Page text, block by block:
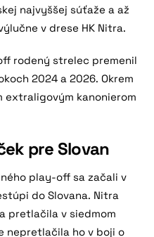
najvyššej súťaže a až
v drese HK Nitra.
rodený strelec premenil
2024 a 2026. Okrem
extraligovým kanonierom
pre Slovan
play-off sa začali v
do Slovana. Nitra
pretlačila v siedmom
nepretlačila ho v boji o